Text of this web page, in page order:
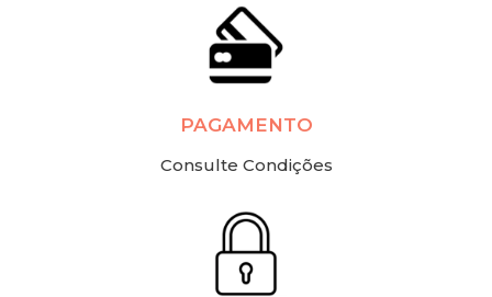
PAGAMENTO
Consulte Condições